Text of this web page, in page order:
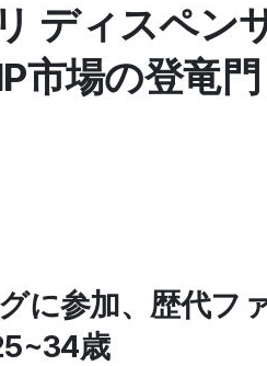
ディスペンサ
場の登竜門
に参加、歴代フ
歳